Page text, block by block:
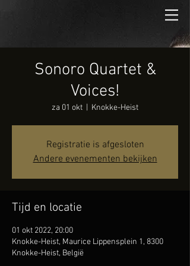
Sonoro Quartet &
Voices!
za 01 okt Knokke-Heist
Registratie is afgesloten
Andere evenementen bekijken
Tijd en locatie
01 okt 2022, 20:00
Knokke-Heist, Maurice Lippensplein 1, 8300
Knokke-Heist, België